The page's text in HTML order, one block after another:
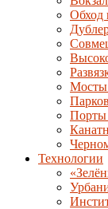
Обход
Мосты
Технологии